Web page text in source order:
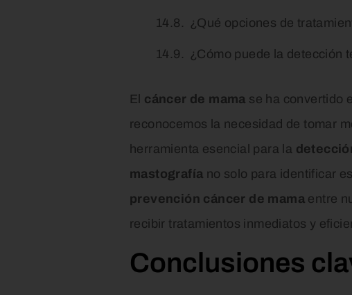
¿Qué opciones de
¿Cómo puede la detección
El cáncer de mama se ha convertido
reconocemos la necesidad de tomar
herramienta esencial para la
mastografía no solo para identificar
prevención cáncer de mama entre
recibir tratamientos inmediatos y
Conclusiones